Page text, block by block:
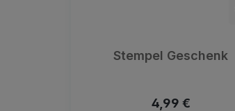
Stempel Geschenk
Regulärer Preis:
4,99 €